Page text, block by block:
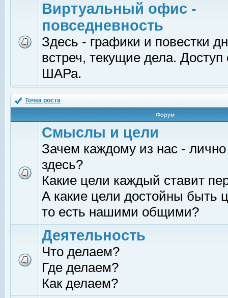
Виртуальный офис -
повседневность
Здесь - графики и повестки
встреч, текущие дела.
ШАРа.
Точка роста
Форум
Смыслы и цели
Зачем каждому из нас -
здесь?
Какие цели каждый ставит
А какие цели достойны быть
то есть нашими общими?
Деятельность
Что делаем?
Где делаем?
Как делаем?